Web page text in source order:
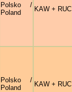
Polsko /
Poland
KAW +
Polsko /
Poland
KAW +